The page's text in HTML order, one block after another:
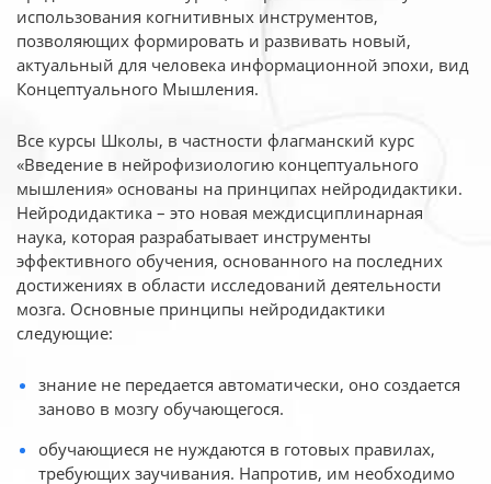
использования когнитивных инструментов,
позволяющих формировать и развивать новый,
актуальный для человека информационной эпохи, вид
Концептуального Мышления.
Все курсы Школы, в частности флагманский курс
«Введение в нейрофизиологию концептуального
мышления» основаны на принципах нейродидактики.
Нейродидактика – это новая междисциплинарная
наука, которая разрабатывает инструменты
эффективного обучения, основанного на последних
достижениях в области исследований деятельности
мозга. Основные принципы нейродидактики
следующие:
знание не передается автоматически, оно создается
заново в мозгу обучающегося.
обучающиеся не нуждаются в готовых правилах,
требующих заучивания. Напротив, им необходимо